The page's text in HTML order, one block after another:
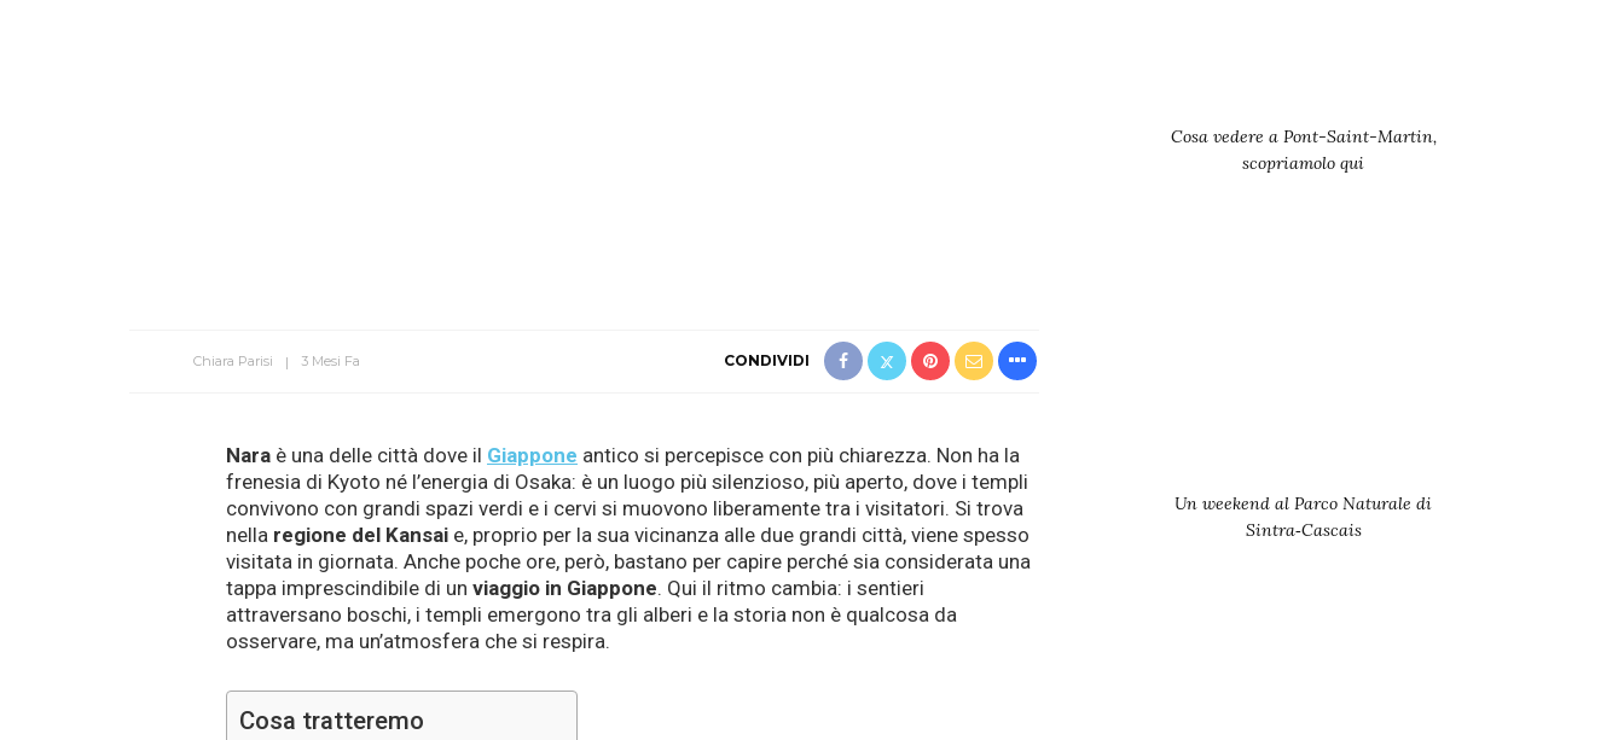
Chiara Parisi 3 Mesi Fa CONDIVIDI
Nara è una delle città dove il Giappone antico si percepisce con più chiarezza. Non ha la
frenesia di Kyoto né l’energia di Osaka: è un luogo più silenzioso, più aperto, dove i templi
convivono con grandi spazi verdi e i cervi si muovono liberamente tra i visitatori. Si trova
nella regione del Kansai e, proprio per la sua vicinanza alle due grandi città, viene spesso
visitata in giornata. Anche poche ore, però, bastano per capire perché sia considerata una
tappa imprescindibile di un viaggio in Giappone. Qui il ritmo cambia: i sentieri
attraversano boschi, i templi emergono tra gli alberi e la storia non è qualcosa da
osservare, ma un’atmosfera che si respira.
Cosa tratteremo
Cosa vedere a Pont-Saint-Martin,
scopriamolo qui
Un weekend al Parco Naturale di
Sintra‑Cascais